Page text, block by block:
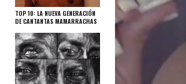
TOP 10: LA NUEVA GENERACIÓN
DE CANTANTAS MAMARRACHAS